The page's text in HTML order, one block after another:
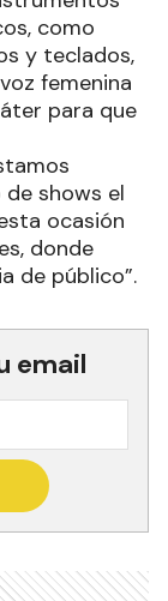
como
y teclados,
femenina
para que
shows el
ocasión
donde
de público”.
email